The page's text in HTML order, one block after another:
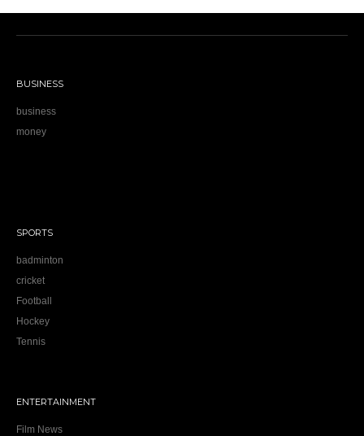
BUSINESS
business
money
SPORTS
badminton
cricket
Football
Hockey
Tennis
ENTERTAINMENT
Film News